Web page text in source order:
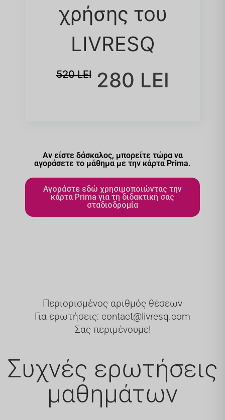
χρήσης του
LIVRESQ
520 LEI 280 LEI
Αν είστε δάσκαλος, μπορείτε τώρα να
αγοράσετε το μάθημα με την κάρτα Prima.
Αγοράστε εδώ χρησιμοποιώντας την
κάρτα Prima για τη διδακτική σας
σταδιοδρομία
Περιορισμένος αριθμός θέσεων
Για ερωτήσεις: contact@livresq.com
Σας περιμένουμε!
Συχνές ερωτήσεις
μαθημάτων